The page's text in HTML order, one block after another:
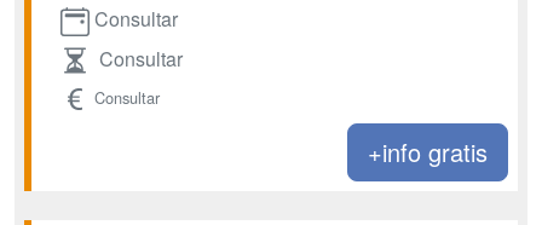
Consultar
Consultar
Consultar
+info gratis